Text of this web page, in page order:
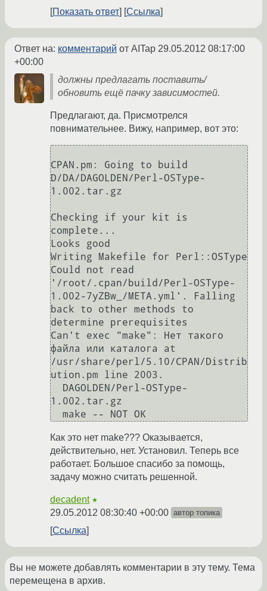
Показать ответ
Ссылка
Ответ на: комментарий от AITap 29.05.2012 08:17:00
+00:00
должны предлагать поставить/
обновить ещё пачку зависимостей.
Предлагают, да. Присмотрелся
повнимательнее. Вижу, например, вот это:
CPAN.pm: Going to build
D/DA/DAGOLDEN/Perl-OSType-
1.002.tar.gz
Checking if your kit is
complete...
Looks good
Writing Makefile for Perl::OSType
Could not read
'/root/.cpan/build/Perl-OSType-
1.002-7yZBw_/META.yml'. Falling
back to other methods to
determine prerequisites
Can't exec "make": Нет такого
файла или каталога at
/usr/share/perl/5.10/CPAN/Distrib
ution.pm line 2003.
1.002.tar.gz
Как это нет make??? Оказывается,
действительно, нет. Установил. Теперь все
работает. Большое спасибо за помощь,
задачу можно считать решенной.
decadent ★
29.05.2012 08:30:40 +00:00 автор топика
Ссылка
Вы не можете добавлять комментарии в эту тему. Тема
перемещена в архив.